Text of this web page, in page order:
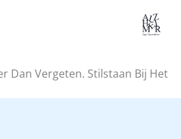
Dan Vergeten. Stilstaan Bij Het